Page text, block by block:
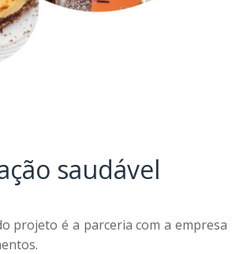
saudável
projeto é a parceria com a empresa